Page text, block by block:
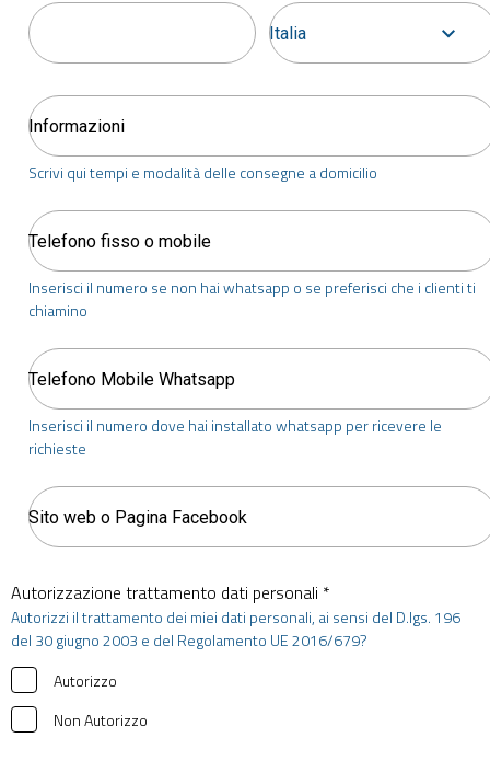
Italia
Scrivi qui tempi e modalità delle consegne a domicilio
Inserisci il numero se non hai whatsapp o se preferisci che i clienti ti
chiamino
Inserisci il numero dove hai installato whatsapp per ricevere le
richieste
Autorizzazione trattamento dati personali *
Autorizzi il trattamento dei miei dati personali, ai sensi del D.lgs. 196
del 30 giugno 2003 e del Regolamento UE 2016/679?
Autorizzo
Non Autorizzo